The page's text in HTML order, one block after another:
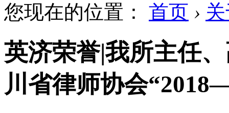
您现在的位置： 首页 ›
英济荣誉|我所主任
川省律师协会